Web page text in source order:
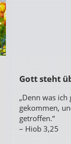
Gott steht
„Denn was
gekommen,
getroffen.“
– Hiob 3,25